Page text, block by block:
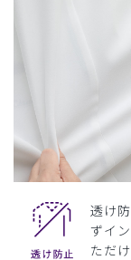
透け
ずイ
ただけ